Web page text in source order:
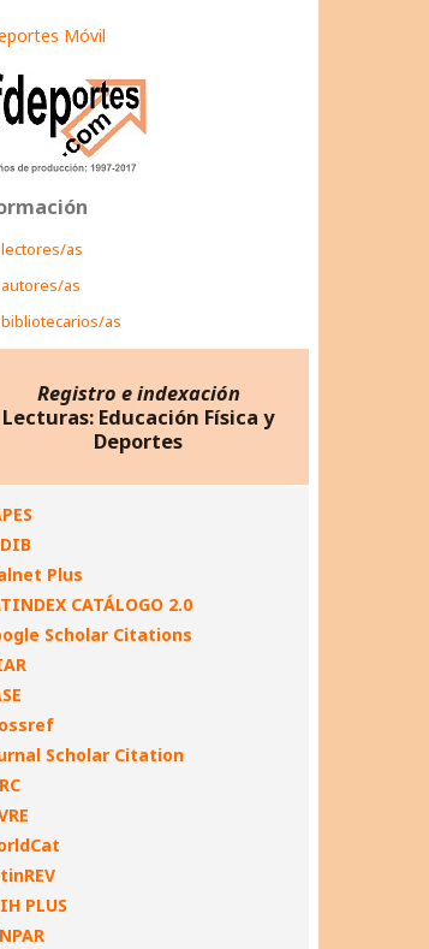
Móvil
as
as
as
Registro e indexación
Lecturas: Educación Física y
Deportes
Plus
CATÁLOGO 2.0
Scholar Citations
Scholar Citation
PLUS